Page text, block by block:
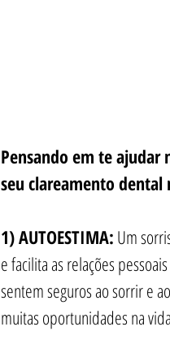
Pensando em te ajudar
seu clareamento dental
1) AUTOESTIMA: Um
e facilita as relações
sentem seguros ao sorrir e
muitas oportunidades na